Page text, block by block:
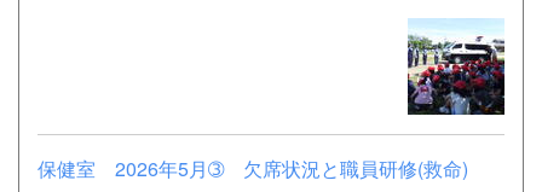
保健室 2026年5月➂ 欠席状況と職員研修(救命)